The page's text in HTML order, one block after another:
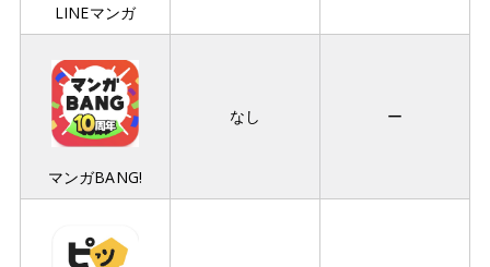
LINEマンガ
マンガBANG!
なし ー